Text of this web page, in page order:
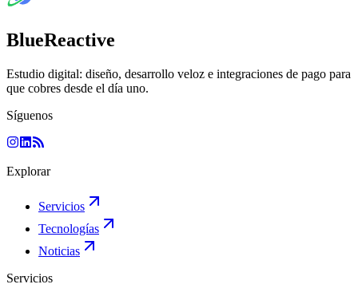
BlueReactive
Estudio digital: diseño, desarrollo veloz e integraciones de pago para
que cobres desde el día uno.
Síguenos
Explorar
Servicios
Tecnologías
Noticias
Servicios